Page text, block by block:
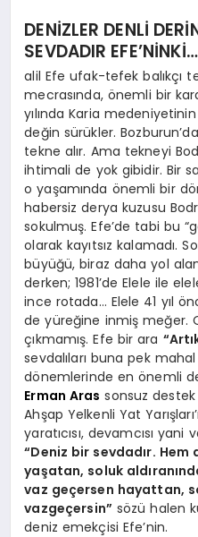
DENİZLER DENLİ
SEVDADIR EFE’NİNKİ…
alil Efe ufak-tefek balıkçı
mecrasında, önemli bir
yılında Karia
değin sürükler.
tekne alır. Ama tekneyi
ihtimali de yok gibidir. Bir
o yaşamında önemli bir
habersiz derya kuzusu
sokulmuş. Efe’de tabi bu
olarak kayıtsız kalamadı.
büyüğü, biraz daha yol
derken; 1981’de Elele ile
ince rotada… Elele 41 yıl
de yüreğine inmiş meğer.
çıkmamış. Efe bir ara
sevdalıları buna pek
dönemlerinde en önemli
Erman Aras sonsuz destek
Ahşap Yelkenli Yat
yaratıcısı, devamcısı yani
“Deniz bir sevdadır. Hem
yaşatan, soluk
vaz geçersen hayattan,
vazgeçersin” sözü halen
deniz emekçisi Efe’nin.